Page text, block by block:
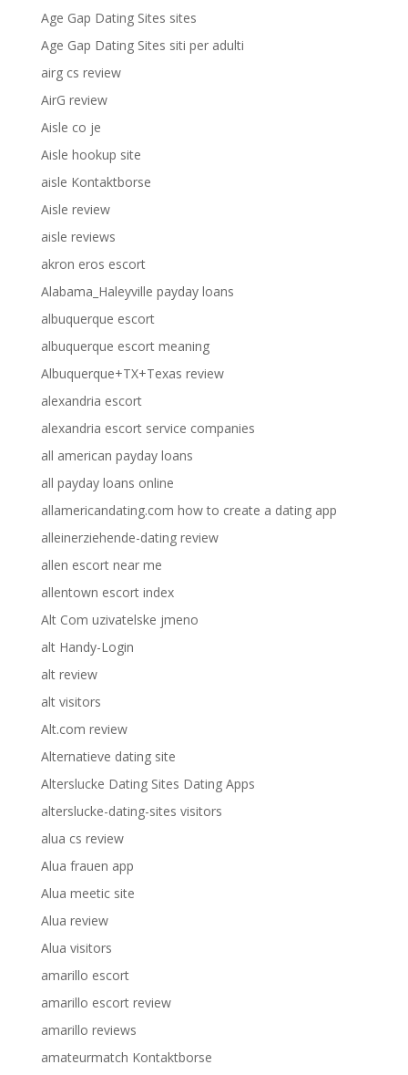
Age Gap Dating Sites sites
Age Gap Dating Sites siti per adulti
airg cs review
AirG review
Aisle co je
Aisle hookup site
aisle Kontaktborse
Aisle review
aisle reviews
akron eros escort
Alabama_Haleyville payday loans
albuquerque escort
albuquerque escort meaning
Albuquerque+TX+Texas review
alexandria escort
alexandria escort service companies
all american payday loans
all payday loans online
allamericandating.com how to create a dating app
alleinerziehende-dating review
allen escort near me
allentown escort index
Alt Com uzivatelske jmeno
alt Handy-Login
alt review
alt visitors
Alt.com review
Alternatieve dating site
Alterslucke Dating Sites Dating Apps
alterslucke-dating-sites visitors
alua cs review
Alua frauen app
Alua meetic site
Alua review
Alua visitors
amarillo escort
amarillo escort review
amarillo reviews
amateurmatch Kontaktborse